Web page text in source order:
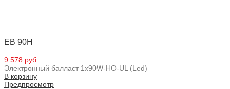
EB 90H
9 578 руб.
Электронный балласт 1x90W-HO-UL (Led)
В корзину
Предпросмотр